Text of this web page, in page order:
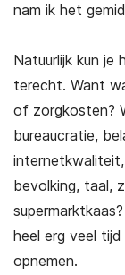
nam ik het
Natuurlijk kun je
terecht. Want
of zorgkosten?
bureaucratie,
bevolking, taal,
heel erg veel
opnemen.